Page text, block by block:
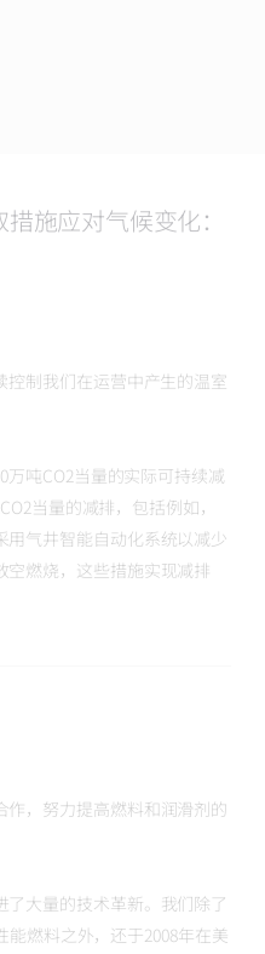
施应对气候变化：
控制我们在运营中产生的温室
吨CO2当量的实际可持续减
当量的减排，包括例如，
用气井智能自动化系统以减少
燃烧，这些措施实现减排
作，努力提高燃料和润滑剂的
大量的技术革新。我们除了
燃料之外，还于2008年在美